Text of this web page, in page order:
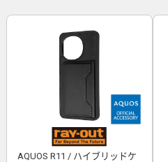
AQUOS R11 / ハイブリッドケ